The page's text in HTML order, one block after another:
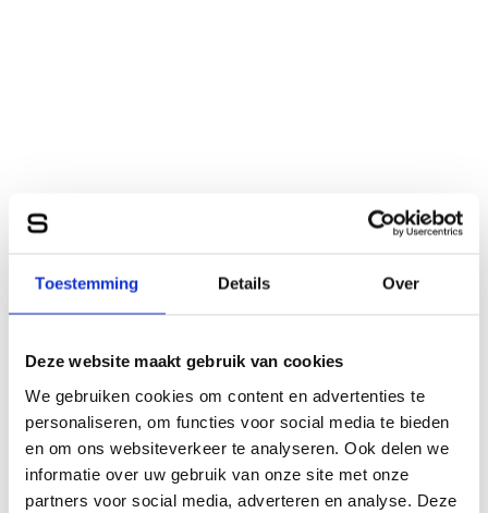
Toestemming Details Over
Deze website maakt gebruik van cookies
We gebruiken cookies om content en advertenties te
personaliseren, om functies voor social media te bieden
en om ons websiteverkeer te analyseren. Ook delen we
informatie over uw gebruik van onze site met onze
partners voor social media, adverteren en analyse. Deze